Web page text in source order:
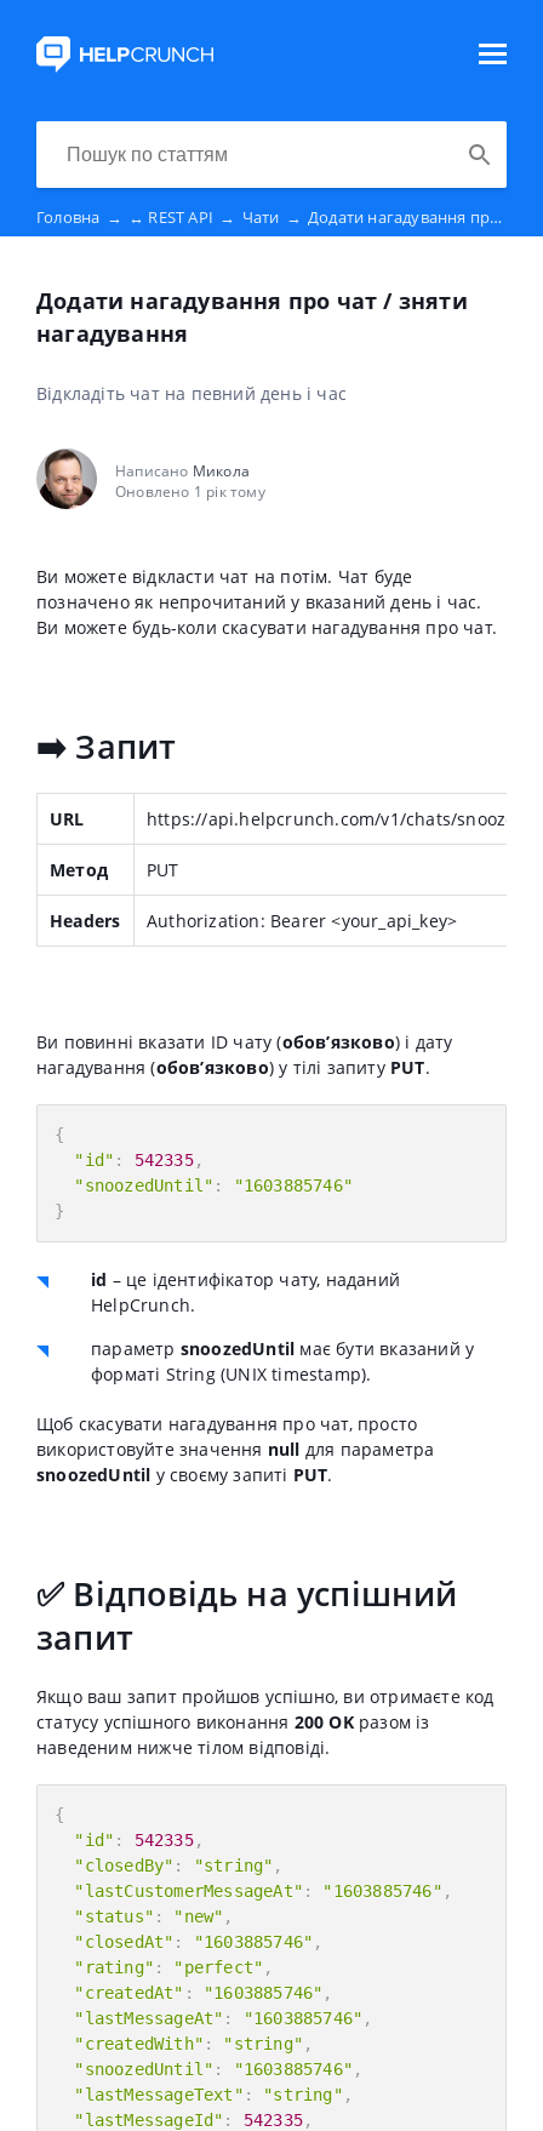
Головна → ↔️ REST API → Чати → Додати нагадування про чат / зняти нагадування
Додати нагадування про чат / зняти
нагадування
Відкладіть чат на певний день і час
Написано Микола
Оновлено 1 рік тому
Ви можете відкласти чат на потім. Чат буде
позначено як непрочитаний у вказаний день і час.
Ви можете будь-коли скасувати нагадування про чат.
➡️ Запит
URL https://api.helpcrunch.com/v1/chats/snooze
Метод PUT
Headers Authorization: Bearer <your_api_key>
Ви повинні вказати ID чату (обов’язково) і дату
нагадування (обов’язково) у тілі запиту PUT.
{
"id" : 542335,
"snoozedUntil" :
"1603885746"
}
id – це ідентифікатор чату, наданий
HelpCrunch.
параметр snoozedUntil має бути вказаний у
форматі String (UNIX timestamp).
Щоб скасувати нагадування про чат, просто
використовуйте значення null для параметра
snoozedUntil у своєму запиті PUT.
✅ Відповідь на успішний
запит
Якщо ваш запит пройшов успішно, ви отримаєте код
статусу успішного виконання 200 OK разом із
наведеним нижче тілом відповіді.
{
"id" : 542335,
"closedBy" : "string" ,
"lastCustomerMessageAt" : "1603885746" ,
"status" : "new" ,
"closedAt" : "1603885746" ,
"rating" : "perfect" ,
"createdAt" : "1603885746" ,
"lastMessageAt" : "1603885746" ,
"createdWith" : "string" ,
"snoozedUntil" : "1603885746" ,
"lastMessageText" : "string" ,
"lastMessageId" : 542335,